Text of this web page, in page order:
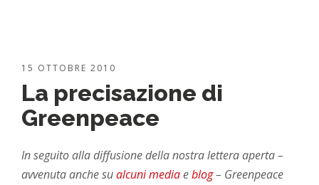
15 OTTOBRE 2010
La precisazione di
Greenpeace
In seguito alla diffusione della nostra lettera aperta –
avvenuta anche sualcuni mediaeblog– Greenpeace